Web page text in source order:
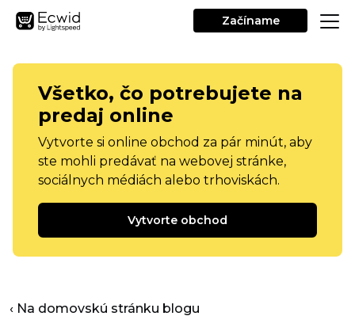
Začíname
Všetko, čo potrebujete na
predaj online
Vytvorte si online obchod za pár minút, aby
ste mohli predávať na webovej stránke,
sociálnych médiách alebo trhoviskách.
Vytvorte obchod
‹ Na domovskú stránku blogu